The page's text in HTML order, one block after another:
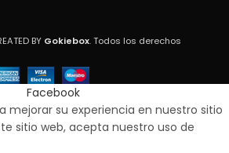
BY Gokiebox. Todos los derechos
Facebook
mejorar su experiencia en nuestro sitio
sitio web, acepta nuestro uso de